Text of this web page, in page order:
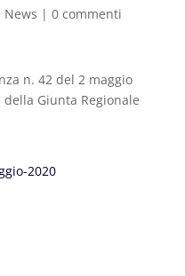
News | 0 commenti
n. 42 del 2 maggio
Giunta Regionale
2020